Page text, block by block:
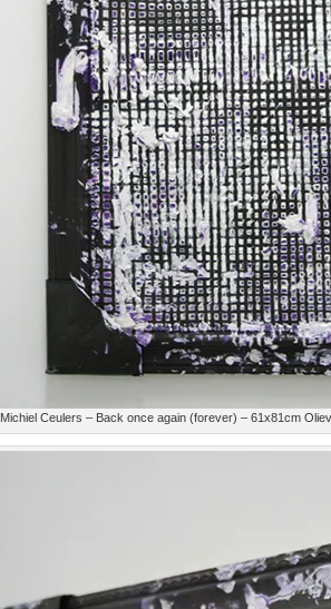
Michiel Ceulers – Back once again (forever) – 61x81cm